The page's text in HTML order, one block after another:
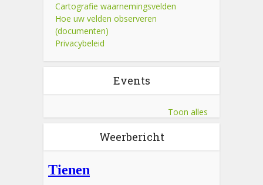
Cartografie waarnemingsvelden
Hoe uw velden observeren
(documenten)
Privacybeleid
Events
Toon alles
Weerbericht